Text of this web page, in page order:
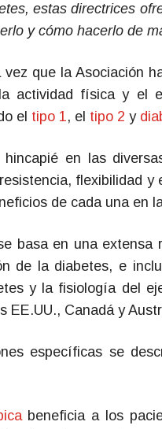
estas directrices
y cómo hacerlo de
que la Asociación
actividad física y el
el tipo 1, el tipo 2 y
en las
flexibilidad
de cada una en
basa en una
de la diabetes, e
y la fisiología del
EE.UU., Canadá y
específicas se
beneficia a los